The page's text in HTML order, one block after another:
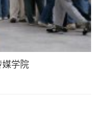
媒学院